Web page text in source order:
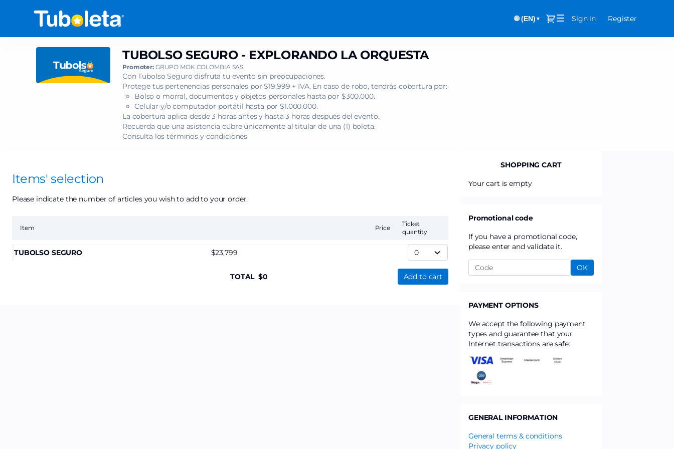
🌐 (EN) ▼ Dialog
Sign in Register
SEGURO
ORQUESTA]
SEGURO
EXPLORANDO
TUBOLSO SEGURO - EXPLORANDO LA ORQUESTA
Promoter: GRUPO MOK COLOMBIA SAS
Con Tubolso Seguro disfruta tu evento sin preocupaciones.
Protege tus pertenencias personales por $19.999 + IVA. En caso de robo, tendrás cobertura por:
Bolso o morral, documentos y objetos personales hasta por $300.000.
Celular y/o computador portátil hasta por $1.000.000.
La cobertura aplica desde 3 horas antes y hasta 3 horas después del evento.
Recuerda que una asistencia cubre únicamente al titular de una (1) boleta.
Consulta los términos y condiciones
Items' selection
Please indicate the number of articles you wish to add to your order.
Item
Ticket
quantity
Price
TUBOLSO SEGURO 23,799
TOTAL 0 Add to cart
SHOPPING CART
Your cart is empty
Promotional code
If you have a promotional code,
please enter and validate it.
OK
PAYMENT OPTIONS
We accept the following payment
types and guarantee that your
Internet transactions are safe:
GENERAL INFORMATION
General terms & conditions
Privacy policy